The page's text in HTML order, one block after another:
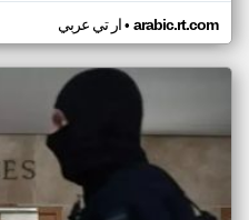
ار تي عربي• arabic.rt.com